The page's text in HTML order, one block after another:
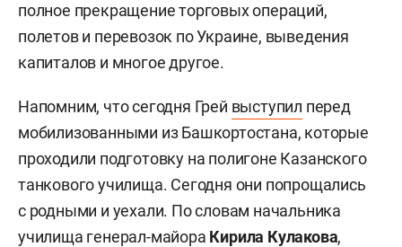
полное прекращение торговых операций,
полетов и перевозок по Украине, выведения
капиталов и многое другое.
Напомним, что сегодня Грей выступил перед
мобилизованными из Башкортостана, которые
проходили подготовку на полигоне Казанского
танкового училища. Сегодня они попрощались
с родными и уехали. По словам начальника
училища генерал-майора Кирила Кулакова,